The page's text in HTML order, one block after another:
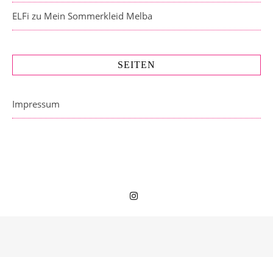
ELFi zu Mein Sommerkleid Melba
SEITEN
Impressum